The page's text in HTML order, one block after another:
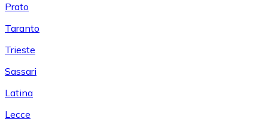
Prato
Taranto
Trieste
Sassari
Latina
Lecce